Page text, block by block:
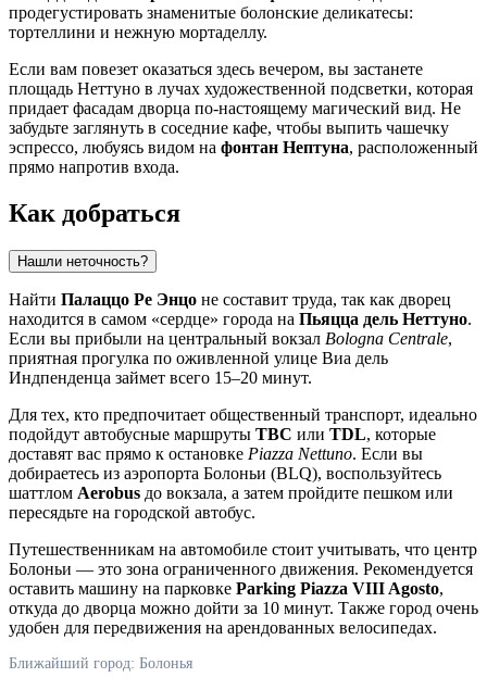
продегустировать знаменитые болонские деликатесы:
тортеллини и нежную мортаделлу.
Если вам повезет оказаться здесь вечером, вы застанете
площадь Неттуно в лучах художественной подсветки, которая
придает фасадам дворца по-настоящему магический вид. Не
забудьте заглянуть в соседние кафе, чтобы выпить чашечку
эспрессо, любуясь видом на фонтан Нептуна, расположенный
прямо напротив входа.
Как добраться
Нашли неточность?
Найти Палаццо Ре Энцо не составит труда, так как дворец
находится в самом «сердце» города на Пьяцца дель Неттуно.
Если вы прибыли на центральный вокзал Bologna Centrale,
приятная прогулка по оживленной улице Виа дель
Индпенденца займет всего 15–20 минут.
Для тех, кто предпочитает общественный транспорт, идеально
подойдут автобусные маршруты TBC или TDL, которые
доставят вас прямо к остановке Piazza Nettuno. Если вы
добираетесь из аэропорта Болоньи (BLQ), воспользуйтесь
шаттлом Aerobus до вокзала, а затем пройдите пешком или
пересядьте на городской автобус.
Путешественникам на автомобиле стоит учитывать, что центр
Болоньи — это зона ограниченного движения. Рекомендуется
оставить машину на парковке Parking Piazza VIII Agosto,
откуда до дворца можно дойти за 10 минут. Также город очень
удобен для передвижения на арендованных велосипедах.
Ближайший город: Болонья